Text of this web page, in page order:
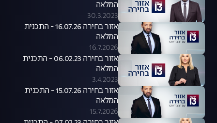
המלאה
30.3.2023
אזור בחירה 16.07.26 - התכנית
המלאה
16.7.2026
אזור בחירה 06.02.23 - התכנית
המלאה
3.4.2023
אזור בחירה 15.07.26 - התכנית
המלאה
15.7.2026